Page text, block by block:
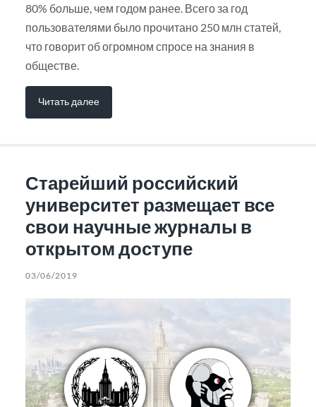
80% больше, чем годом ранее. Всего за год
пользователями было прочитано 250 млн статей,
что говорит об огромном спросе на знания в
обществе.
Читать далее
Старейший российский
университет размещает все
свои научные журналы в
открытом доступе
03/06/2019